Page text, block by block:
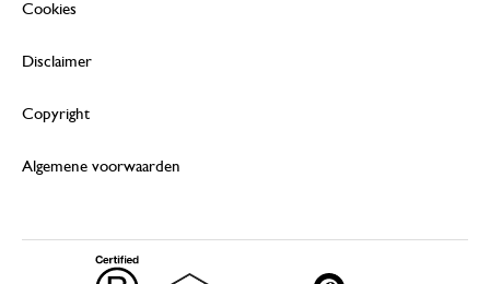
Cookies
Disclaimer
Copyright
Algemene voorwaarden